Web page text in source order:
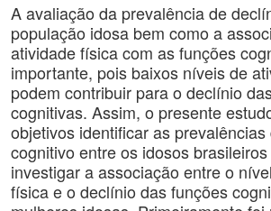
A avaliação da prevalência de
população idosa bem como a
atividade física com as funções
importante, pois baixos níveis de
podem contribuir para o declínio
cognitivas. Assim, o presente
objetivos identificar as
cognitivo entre os idosos
investigar a associação entre o
física e o declínio das funções